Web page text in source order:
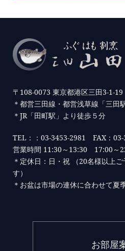
〒108-0073 東京都港区三田3-1-19
＊都営三田線・都営浅草線「三田
＊JR「田町駅」より徒歩５分
TEL：：03-3453-2981 FAX：03-
営業時間 11:30～13:30 17:00～
＊定休日：日・祝 （20名様以上
す）
＊お盆は市場の連休に合わせて夏
お部屋